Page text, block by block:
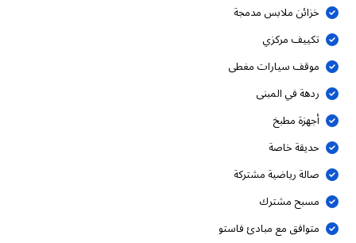
خزائن ملابس مدمجة
تكييف مركزي
موقف سيارات مغطى
ردهة في المبنى
أجهزة مطبخ
حديقة خاصة
صالة رياضية مشتركة
مسبح مشترك
متوافق مع مبادئ فاستو